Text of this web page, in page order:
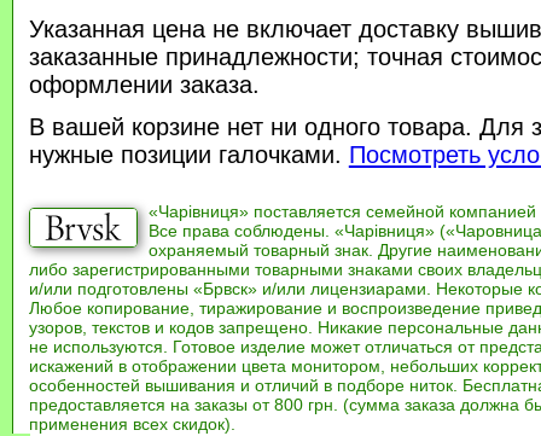
Указанная цена не включает доставку
заказанные принадлежности; точная
оформлении заказа.
В вашей корзине нет ни одного товара. Для
нужные позиции галочками. Посмотреть
«Чарівниця» поставляется семейной компанией
Все права соблюдены. «Чарівниця»
охраняемый товарный знак. Другие
либо зарегистрированными товарными знаками своих
и/или подготовлены «Брвск» и/или лицензиарами. Некоторые
Любое копирование, тиражирование и воспроизведение
узоров, текстов и кодов запрещено. Никакие персональные
не используются. Готовое изделие может отличаться от
искажений в отображении цвета монитором, небольших
особенностей вышивания и отличий в подборе ниток.
предоставляется на заказы от 800 грн. (сумма заказа должна
применения всех скидок).